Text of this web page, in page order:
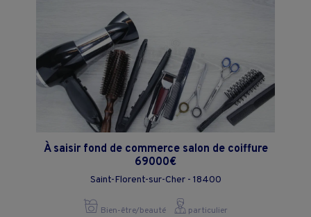
À saisir fond de commerce salon de coiffure
69000€
Saint-Florent-sur-Cher - 18400
Bien-être/beauté particulier